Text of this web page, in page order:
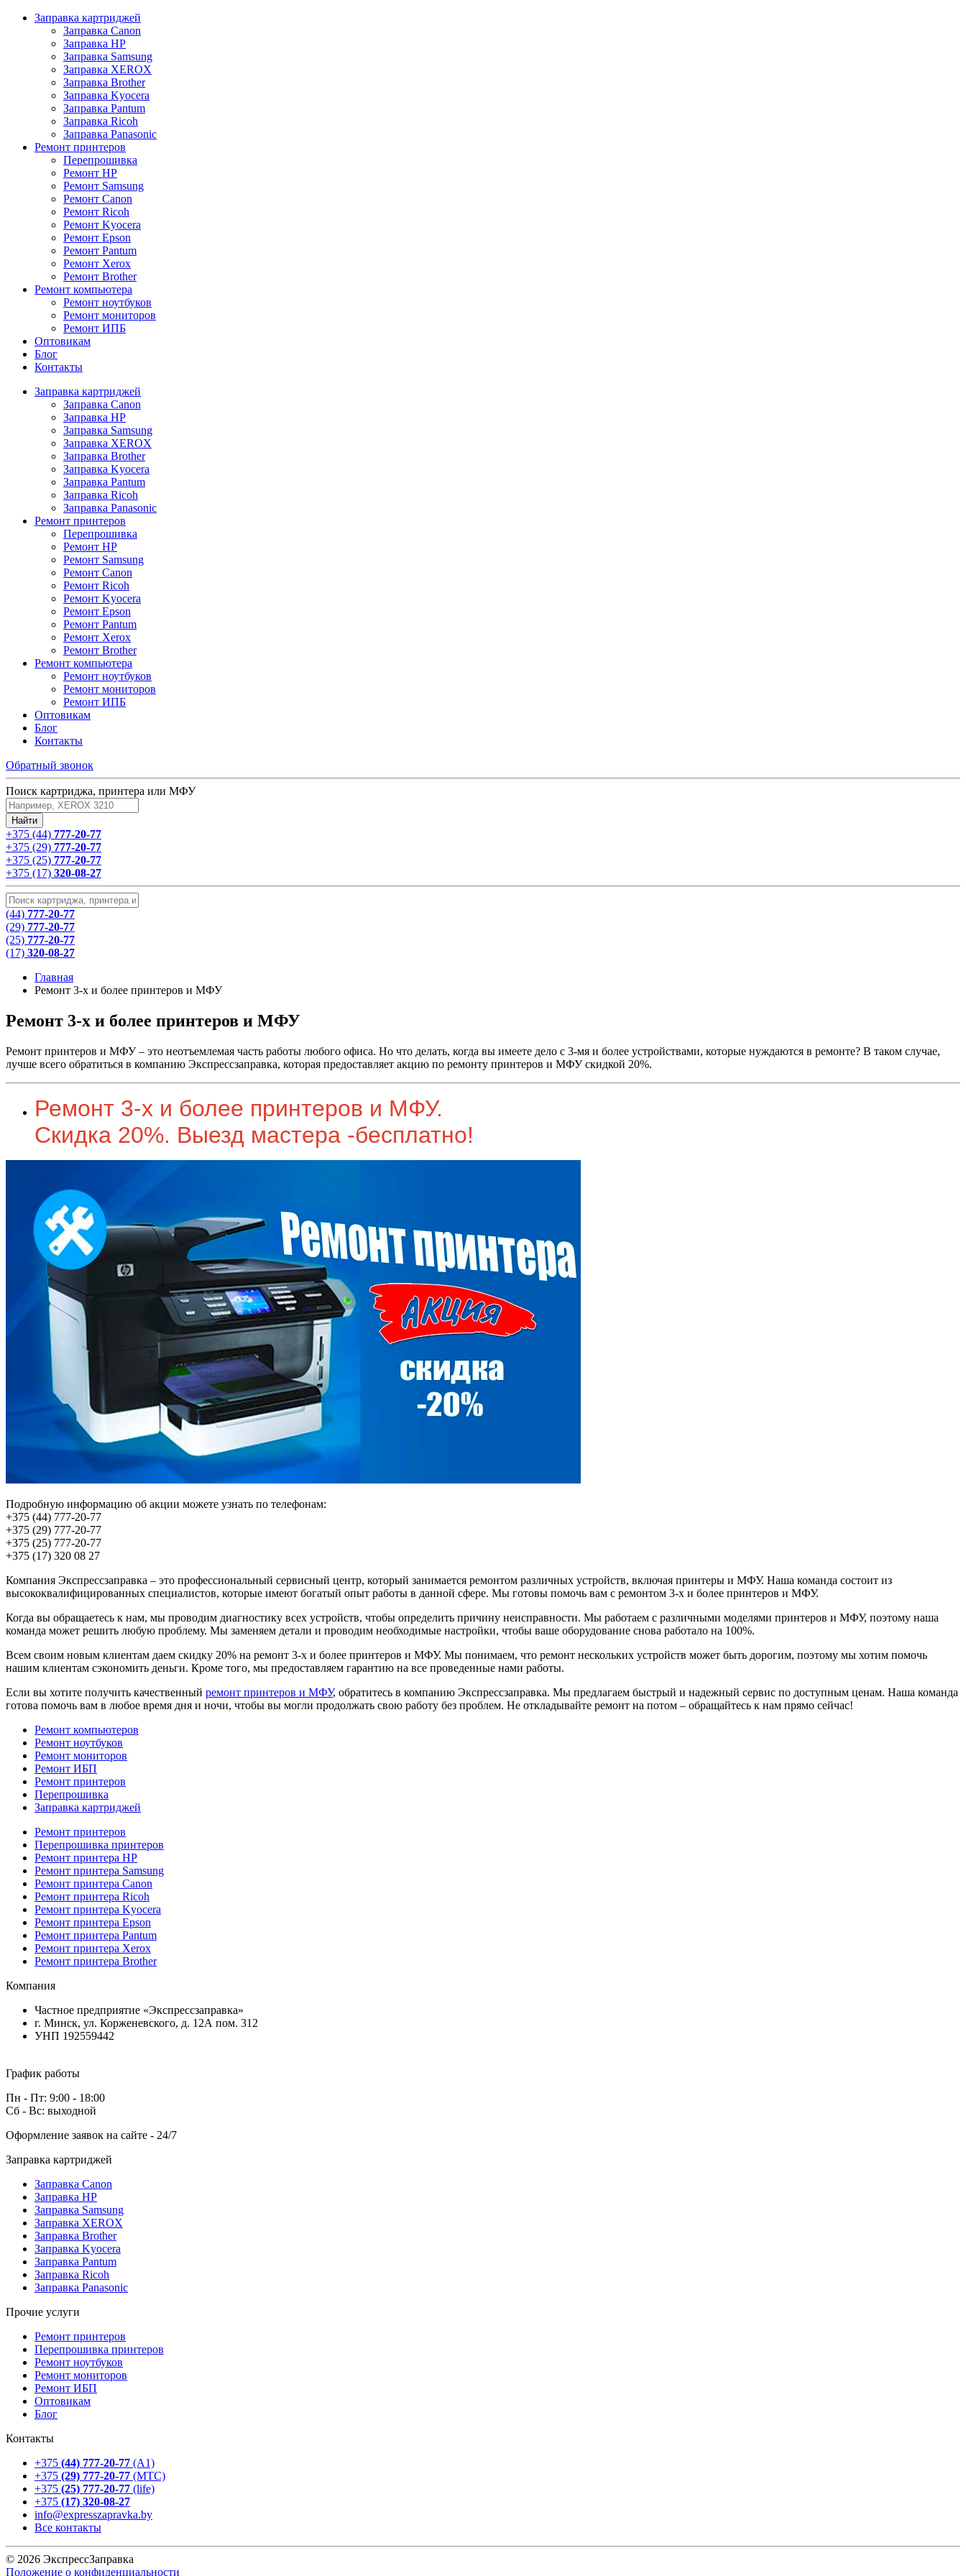
Заправка картриджей
Заправка Canon
Заправка HP
Заправка Samsung
Заправка XEROX
Заправка Brother
Заправка Kyocera
Заправка Pantum
Заправка Ricoh
Заправка Panasonic
Ремонт принтеров
Перепрошивка
Ремонт HP
Ремонт Samsung
Ремонт Canon
Ремонт Ricoh
Ремонт Kyocera
Ремонт Epson
Ремонт Pantum
Ремонт Xerox
Ремонт Brother
Ремонт компьютера
Ремонт ноутбуков
Ремонт мониторов
Ремонт ИПБ
Оптовикам
Блог
Контакты
Заправка картриджей
Заправка Canon
Заправка HP
Заправка Samsung
Заправка XEROX
Заправка Brother
Заправка Kyocera
Заправка Pantum
Заправка Ricoh
Заправка Panasonic
Ремонт принтеров
Перепрошивка
Ремонт HP
Ремонт Samsung
Ремонт Canon
Ремонт Ricoh
Ремонт Kyocera
Ремонт Epson
Ремонт Pantum
Ремонт Xerox
Ремонт Brother
Ремонт компьютера
Ремонт ноутбуков
Ремонт мониторов
Ремонт ИПБ
Оптовикам
Блог
Контакты
Обратный звонок
Поиск картриджа, принтера или МФУ
+375 (44) 777-20-77
+375 (29) 777-20-77
+375 (25) 777-20-77
+375 (17) 320-08-27
(44) 777-20-77
(29) 777-20-77
(25) 777-20-77
(17) 320-08-27
Главная
Ремонт 3-х и более принтеров и МФУ
Ремонт 3-х и более принтеров и МФУ
Ремонт принтеров и МФУ – это неотъемлемая часть работы любого офиса. Но что делать, когда вы имеете дело с 3-мя и более устройствами, которые нуждаются в ремонте? В таком случае,
лучше всего обратиться в компанию Экспрессзаправка, которая предоставляет акцию по ремонту принтеров и МФУ скидкой 20%.
Ремонт 3-х и более принтеров и МФУ.
Скидка 20%. Выезд мастера -бесплатно!
Подробную информацию об акции можете узнать по телефонам:
+375 (44) 777-20-77
+375 (29) 777-20-77
+375 (25) 777-20-77
+375 (17) 320 08 27
Компания Экспрессзаправка – это профессиональный сервисный центр, который занимается ремонтом различных устройств, включая принтеры и МФУ. Наша команда состоит из
высококвалифицированных специалистов, которые имеют богатый опыт работы в данной сфере. Мы готовы помочь вам с ремонтом 3-х и более принтеров и МФУ.
Когда вы обращаетесь к нам, мы проводим диагностику всех устройств, чтобы определить причину неисправности. Мы работаем с различными моделями принтеров и МФУ, поэтому наша
команда может решить любую проблему. Мы заменяем детали и проводим необходимые настройки, чтобы ваше оборудование снова работало на 100%.
Всем своим новым клиентам даем скидку 20% на ремонт 3-х и более принтеров и МФУ. Мы понимаем, что ремонт нескольких устройств может быть дорогим, поэтому мы хотим помочь
нашим клиентам сэкономить деньги. Кроме того, мы предоставляем гарантию на все проведенные нами работы.
Если вы хотите получить качественный ремонт принтеров и МФУ, обратитесь в компанию Экспрессзаправка. Мы предлагаем быстрый и надежный сервис по доступным ценам. Наша команда
готова помочь вам в любое время дня и ночи, чтобы вы могли продолжать свою работу без проблем. Не откладывайте ремонт на потом – обращайтесь к нам прямо сейчас!
Ремонт компьютеров
Ремонт ноутбуков
Ремонт мониторов
Ремонт ИБП
Ремонт принтеров
Перепрошивка
Заправка картриджей
Ремонт принтеров
Перепрошивка принтеров
Ремонт принтера HP
Ремонт принтера Samsung
Ремонт принтера Canon
Ремонт принтера Ricoh
Ремонт принтера Kyocera
Ремонт принтера Epson
Ремонт принтера Pantum
Ремонт принтера Xerox
Ремонт принтера Brother
Компания
Частное предприятие «Экспрессзаправка»
г. Минск, ул. Корженевского, д. 12А пом. 312
УНП 192559442
График работы
Пн - Пт: 9:00 - 18:00
Сб - Вс: выходной
Оформление заявок на сайте - 24/7
Заправка картриджей
Заправка Canon
Заправка HP
Заправка Samsung
Заправка XEROX
Заправка Brother
Заправка Kyocera
Заправка Pantum
Заправка Ricoh
Заправка Panasonic
Прочие услуги
Ремонт принтеров
Перепрошивка принтеров
Ремонт ноутбуков
Ремонт мониторов
Ремонт ИБП
Оптовикам
Блог
Контакты
+375 (44) 777-20-77 (А1)
+375 (29) 777-20-77 (МТС)
+375 (25) 777-20-77 (life)
+375 (17) 320-08-27
info@expresszapravka.by
Все контакты
© 2026 ЭкспрессЗаправка
Положение о конфиденциальности